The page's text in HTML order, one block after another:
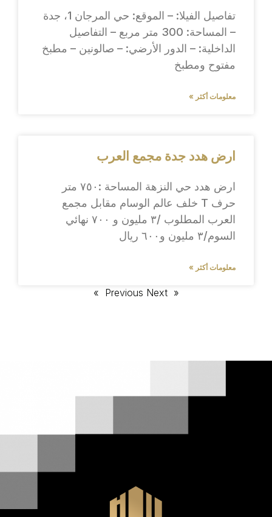
تفاصيل الفيلا: – الموقع: حي المرجان 1، جدة
– المساحة: 300 متر مربع – التفاصيل
الداخلية: – الدور الأرضي: – صالونين – مطبخ
مفتوح ومطبخ
معلومات أكثر »
ارض هدد جدة مجمع العرب
ارض هدد حي النزهة المساحة :٧٥٠ متر
حرف T خلف عالم الوسام مقابل مجمع
العرب المطلوب /٣ مليون و ٧٠٠ نهائي
السوم/٣ مليون و٦٠٠ ريال
معلومات أكثر »
« Previous
Next »